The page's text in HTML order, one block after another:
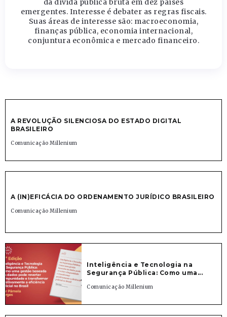
da dívida pública bruta em dez países
emergentes. Interesse é debater as regras fiscais.
Suas áreas de interesse são: macroeconomia,
finanças pública, economia internacional,
conjuntura econômica e mercado financeiro.
A REVOLUÇÃO SILENCIOSA DO ESTADO DIGITAL
BRASILEIRO
Comunicação Millenium
A (IN)EFICÁCIA DO ORDENAMENTO JURÍDICO BRASILEIRO
Comunicação Millenium
Inteligência e Tecnologia na
Segurança Pública: Como uma...
Comunicação Millenium